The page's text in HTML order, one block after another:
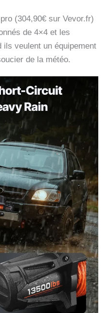
(304,90€ sur Vevor.fr)
de 4×4 et les
ils veulent un équipement
de la météo.